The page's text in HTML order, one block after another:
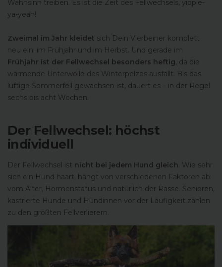
Wahnsinn treiben. Es ist die Zeit des Fellwechsels, yippie-
ya-yeah!
Zweimal im Jahr kleidet sich Dein Vierbeiner komplett
neu ein: im Frühjahr und im Herbst. Und gerade im
Frühjahr ist der Fellwechsel besonders heftig, da die
wärmende Unterwolle des Winterpelzes ausfällt. Bis das
luftige Sommerfell gewachsen ist, dauert es – in der Regel
sechs bis acht Wochen.
Der Fellwechsel: höchst
individuell
Der Fellwechsel ist nicht bei jedem Hund gleich. Wie sehr
sich ein Hund haart, hängt von verschiedenen Faktoren ab:
vom Alter, Hormonstatus und natürlich der Rasse. Senioren,
kastrierte Hunde und Hündinnen vor der Läufigkeit zählen
zu den größten Fellverlierern.